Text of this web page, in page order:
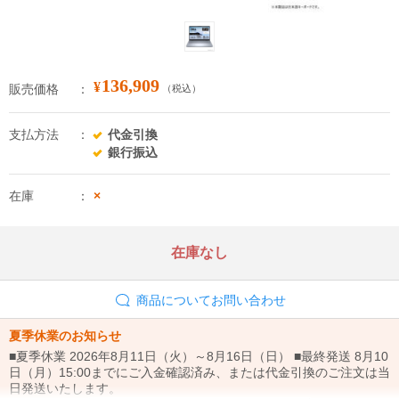
販売価格 ¥136,909 （税込）
支払方法
代金引換
銀行振込
在庫 ×
在庫なし
商品についてお問い合わせ
夏季休業のお知らせ
■夏季休業 2026年8月11日（火）～8月16日（日） ■最終発送 8月10
日（月）15:00までにご入金確認済み、または代金引換のご注文は当
日発送いたします。